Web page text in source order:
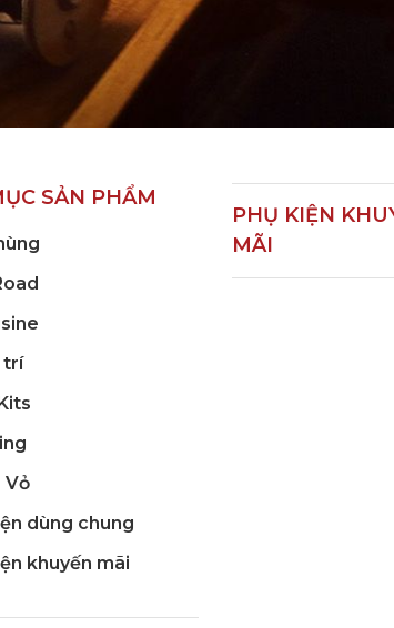
MÂM - VỎ
Sản phẩm Phụ kiện khuyến mãi
SẢN PHẨM
trí
Vỏ
dùng chung
khuyến mãi
PHỤ KIỆN
MÃI